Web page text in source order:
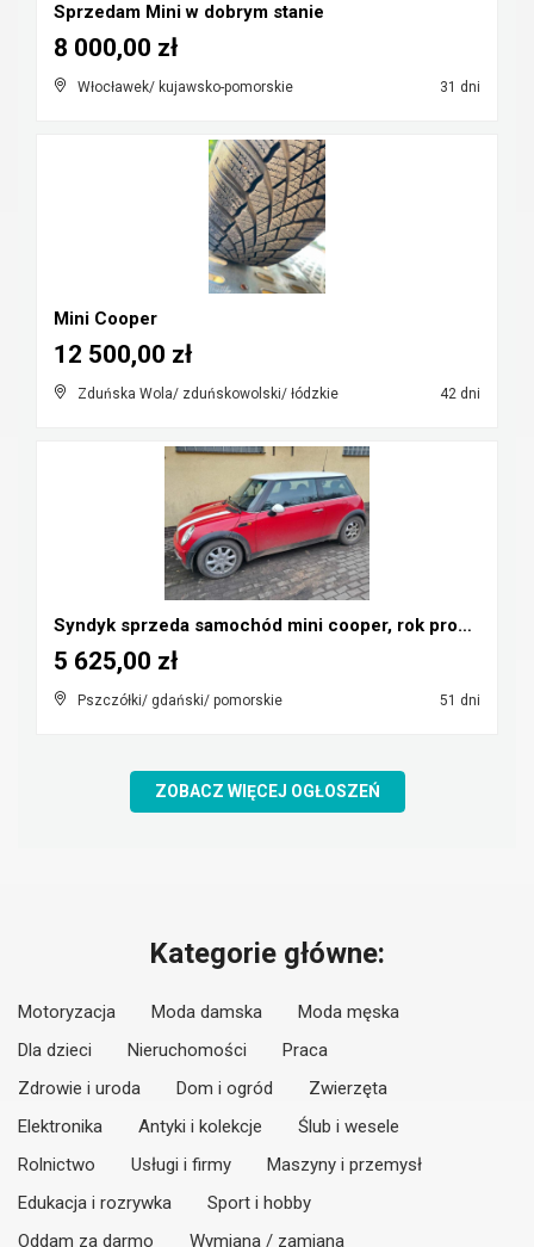
Sprzedam Mini w dobrym stanie
Włocławek/ kujawsko-pomorskie 31 dni
8 000,00 zł
Mini Cooper
Zduńska Wola/ zduńskowolski/ łódzkie 42 dni
12 500,00 zł
Syndyk sprzeda samochód mini cooper, rok prod. 200...
Pszczółki/ gdański/ pomorskie 51 dni
5 625,00 zł
ZOBACZ WIĘCEJ OGŁOSZEŃ
Kategorie główne:
Motoryzacja Moda damska
Moda męska
Dla dzieci
Nieruchomości
Praca
Zdrowie i uroda
Dom i ogród
Zwierzęta
Elektronika
Antyki i kolekcje
Ślub i wesele
Rolnictwo
Usługi i firmy
Maszyny i przemysł
Edukacja i rozrywka
Sport i hobby
Oddam za darmo
Wymiana / zamiana